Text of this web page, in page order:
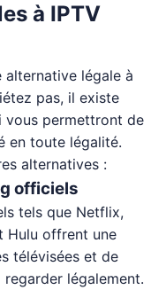
à IPTV
alternative légale à
pas, il existe
vous permettront de
en toute légalité.
alternatives :
officiels
tels que Netflix,
Hulu offrent une
télévisées et de
légalement.